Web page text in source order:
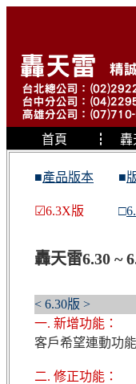
首頁 ┇ 轟
■產品版本 ■
☑6.3X版 □
轟天雷6.30 ~
< 6.30版 >
一. 新增功能：
客戶希望連動功
二. 修正功能：